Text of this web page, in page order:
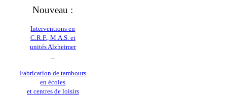
Nouveau :
Interventions en
C.R.F., M.A.S. et
unités Alzheimer
Fabrication de tambours
en écoles
et centres de loisirs